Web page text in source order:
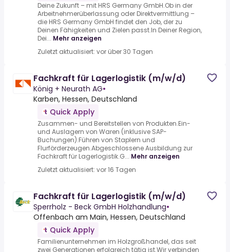
Deine Zukunft – mit HRS Germany GmbH.Ob in der
Arbeitnehmerüberlassung oder Direktvermittlung –
die HRS Germany GmbH findet den Job, der zu
Deinen Fähigkeiten und Zielen passt.In Deiner Region,
Dei... Mehr anzeigen
Zuletzt aktualisiert: vor über 30 Tagen
Fachkraft für Lagerlogistik (m/w/d)
König + Neurath AG•
Karben, Hessen, Deutschland
Quick Apply
Zusammen- und Bereitstellen von Produkten.Ein-
und Auslagern von Waren (inklusive SAP-
Buchungen).Führen von Staplern und
Flurförderzeugen.Abgeschlossene Ausbildung zur
Fachkraft für Lagerlogistik.G... Mehr anzeigen
Zuletzt aktualisiert: vor 16 Tagen
Fachkraft für Lagerlogistik (m/w/d)
Sperrholz - Beck GmbH Holzhandlung•
Offenbach am Main, Hessen, Deutschland
Quick Apply
Familienunternehmen im Holzgroßhandel, das seit
zwei Generationen erfolgreich tätig ist.Wir verbinden